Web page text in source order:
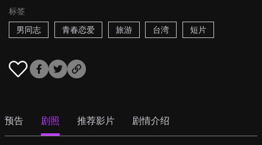
标签
男同志
青春恋爱 旅游 台湾 短片
预告 剧照 推荐影片 剧情介绍